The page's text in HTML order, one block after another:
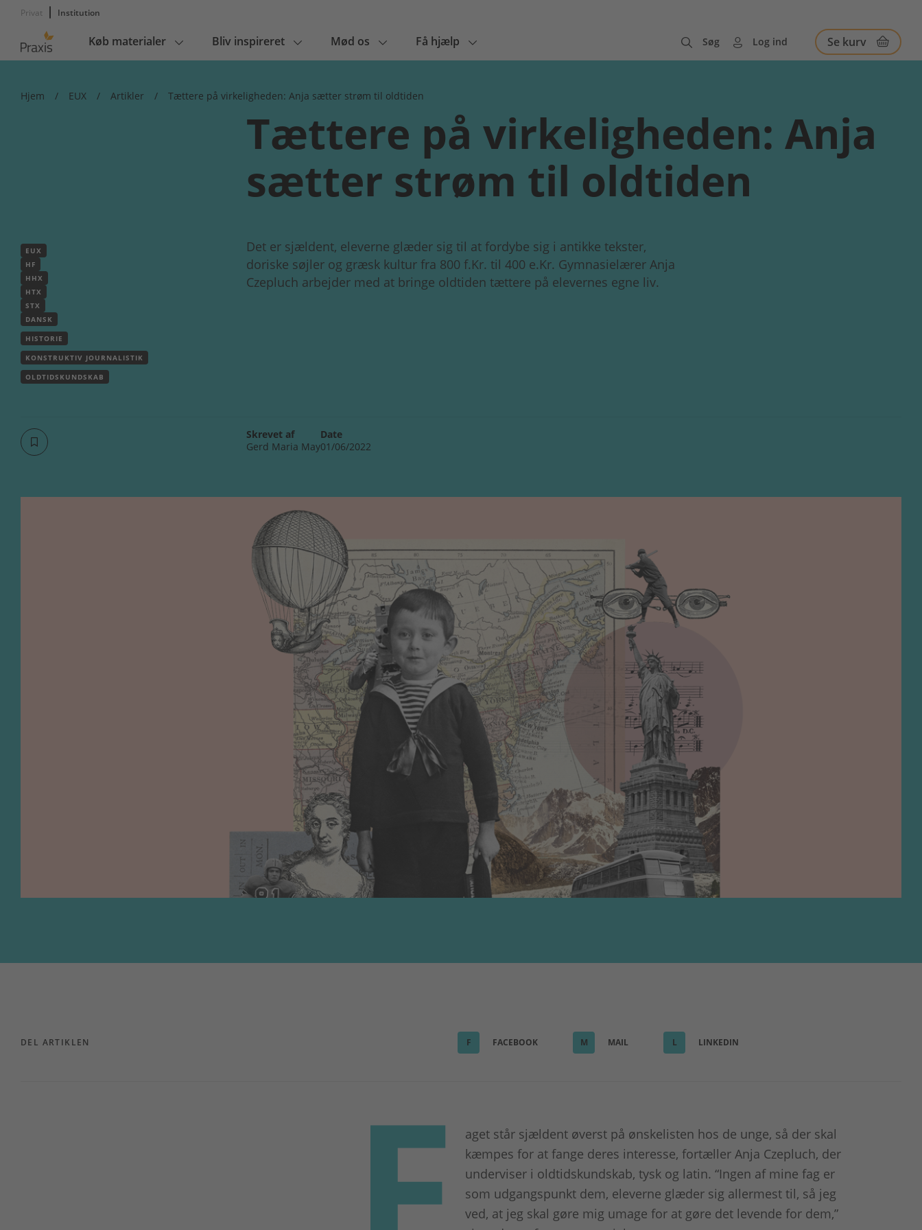
Privat Institution
Main
navigation
Køb materialer Bliv inspireret Mød os Få hjælp Søg Log ind Se kurv
Hjem / EUX / Artikler / Tættere på virkeligheden: Anja sætter strøm til oldtiden
Tættere på virkeligheden: Anja
sætter strøm til oldtiden
EUX
HF
HHX
HTX
STX
DANSK
HISTORIE
KONSTRUKTIV JOURNALISTIK
OLDTIDSKUNDSKAB
Det er sjældent, eleverne glæder sig til at fordybe sig i antikke tekster,
doriske søjler og græsk kultur fra 800 f.Kr. til 400 e.Kr. Gymnasielærer Anja
Czepluch arbejder med at bringe oldtiden tættere på elevernes egne liv.
Skrevet af
Gerd Maria May
Date
01/06/2022
DEL ARTIKLEN F FACEBOOK M MAIL L LINKEDIN
aget står sjældent øverst på ønskelisten hos de unge, så der skal
kæmpes for at fange deres interesse, fortæller Anja Czepluch, der
underviser i oldtidskundskab, tysk og latin. “Ingen af mine fag er
som udgangspunkt dem, eleverne glæder sig allermest til, så jeg
ved, at jeg skal gøre mig umage for at gøre det levende for dem,”